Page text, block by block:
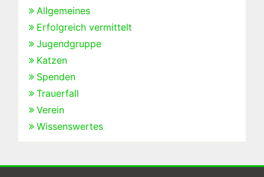
Allgemeines
Erfolgreich vermittelt
Jugendgruppe
Katzen
Spenden
Trauerfall
Verein
Wissenswertes